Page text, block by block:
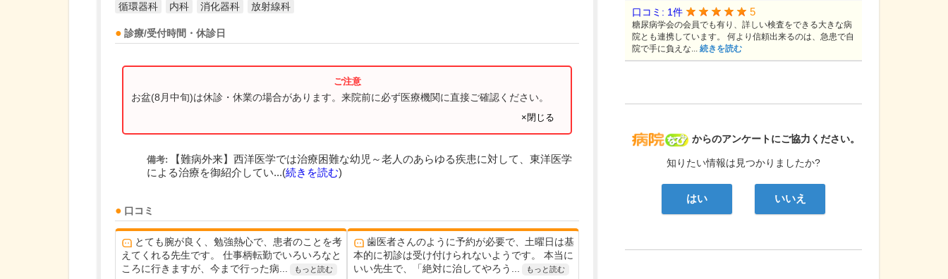
循環器科 内科 消化器科 放射線科
診療/受付時間・休診日
お盆(8月中旬)は休診・休業の場合があります。来院前に必ず医療機関に直接ご確認ください。
×閉じる
備考:
【難病外来】西洋医学では治療困難な幼児～老人のあらゆる疾患に対して、東洋医学
による治療を御紹介してい...(続きを読む)
口コミ
とても腕が良く、勉強熱心で、患者のことを考
えてくれる先生です。 仕事柄転勤でいろいろなと
ころに行きますが、今まで行った病...
もっと読む
歯医者さんのように予約が必要で、土曜日は基
本的に初診は受け付けられないようです。 本当に
いい先生で、「絶対に治してやろう...
もっと読む
病院なび
からのアンケートにご協力ください。
知りたい情報は見つかりましたか?
はい いいえ
口コミ: 1件 5
糖尿病学会の会員でも有り、詳しい検査をできる大きな病
院とも連携しています。 何より信頼出来るのは、急患で自
院で手に負えな... 続きを読む